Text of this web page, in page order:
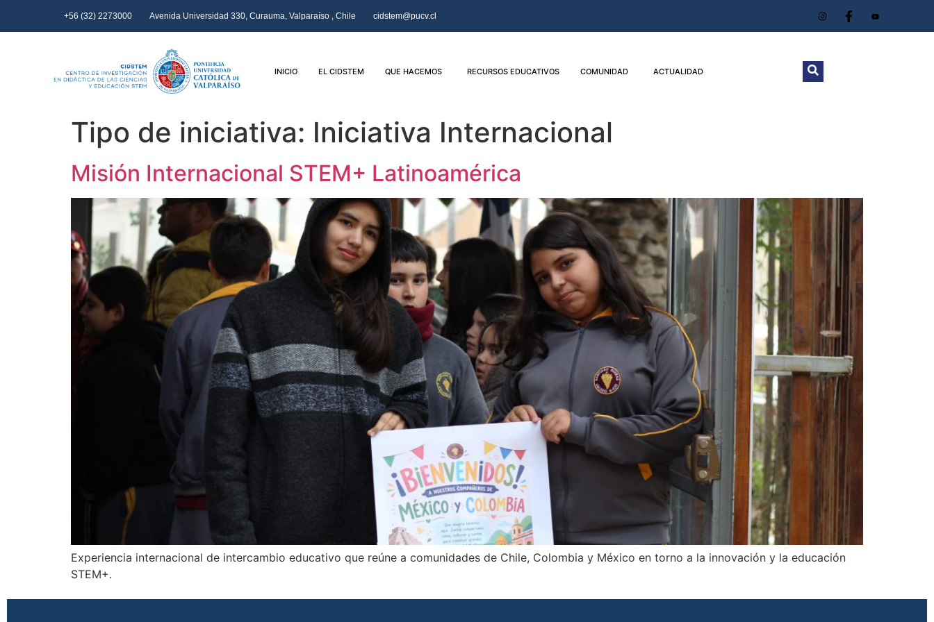
+56 (32) 2273000 Avenida Universidad 330, Curauma, Valparaíso , Chile cidstem@pucv.cl
INICIO EL CIDSTEM QUE HACEMOS RECURSOS EDUCATIVOS COMUNIDAD ACTUALIDAD
Tipo de iniciativa: Iniciativa Internacional
Misión Internacional STEM+ Latinoamérica
Experiencia internacional de intercambio educativo que reúne a comunidades de Chile, Colombia y México en torno a la innovación y la educación
STEM+.